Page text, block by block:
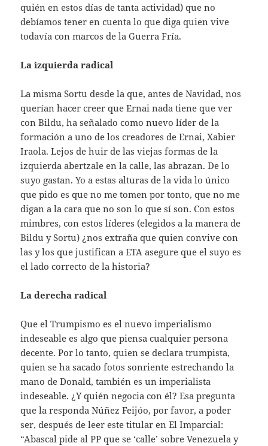
quién en estos días de tanta actividad) que no
debíamos tener en cuenta lo que diga quien vive
todavía con marcos de la Guerra Fría.
La izquierda radical
La misma Sortu desde la que, antes de Navidad, nos
querían hacer creer que Ernai nada tiene que ver
con Bildu, ha señalado como nuevo líder de la
formación a uno de los creadores de Ernai, Xabier
Iraola. Lejos de huir de las viejas formas de la
izquierda abertzale en la calle, las abrazan. De lo
suyo gastan. Yo a estas alturas de la vida lo único
que pido es que no me tomen por tonto, que no me
digan a la cara que no son lo que sí son. Con estos
mimbres, con estos líderes (elegidos a la manera de
Bildu y Sortu) ¿nos extraña que quien convive con
las y los que justifican a ETA asegure que el suyo es
el lado correcto de la historia?
La derecha radical
Que el Trumpismo es el nuevo imperialismo
indeseable es algo que piensa cualquier persona
decente. Por lo tanto, quien se declara trumpista,
quien se ha sacado fotos sonriente estrechando la
mano de Donald, también es un imperialista
indeseable. ¿Y quién negocia con él? Esa pregunta
que la responda Núñez Feijóo, por favor, a poder
ser, después de leer este titular en El Imparcial:
“Abascal pide al PP que se ‘calle’ sobre Venezuela y